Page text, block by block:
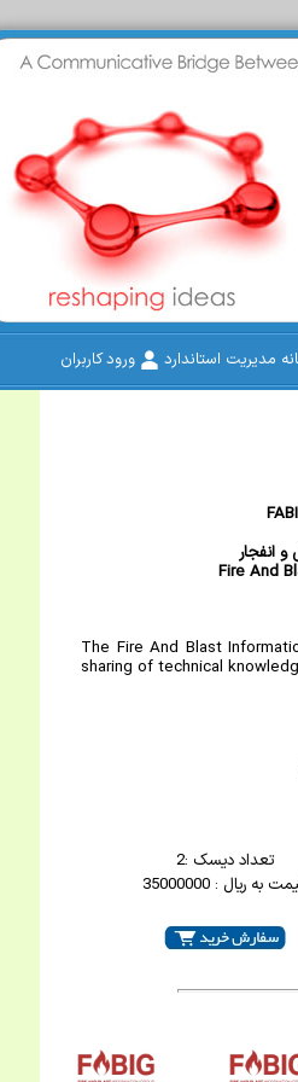
مدیریت استاندارد ورود کاربران
انفجار
Fire And
The Fire And Blast
sharing of technical
تعداد دیسک :2
به ریال : 35000000